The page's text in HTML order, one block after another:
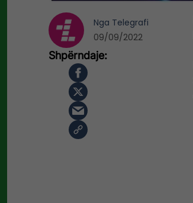
Nga Telegrafi
09/09/2022